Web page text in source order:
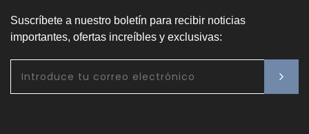
Suscríbete a nuestro boletín para recibir noticias
importantes, ofertas increíbles y exclusivas: